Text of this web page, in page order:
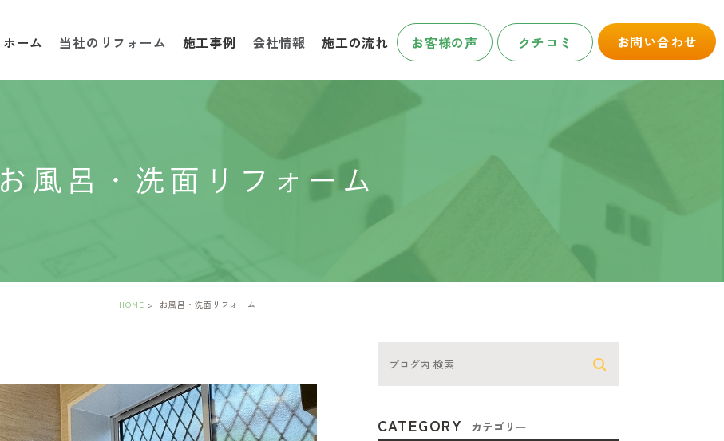
ホーム 当社のリフォーム 施工事例 会社情報 施工の流れ お客様の声 クチコミ お問い合わせ
お風呂・洗面リフォーム
HOME お風呂・洗面リフォーム
CATEGORY カテゴリー